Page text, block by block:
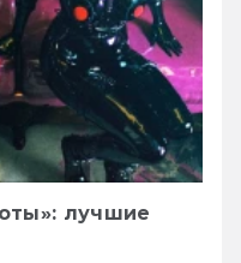
лучшие